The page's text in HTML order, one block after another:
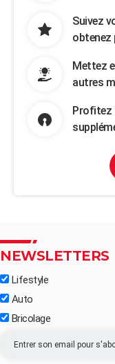
Suivez
obtenez
Mettez
autres
Profitez
NEWSLETTERS
Lifestyle
Auto
Bricolage